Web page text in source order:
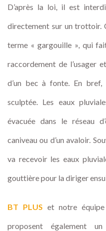
D’après la loi, il est
directement sur un trottoir.
terme « gargouille », qui
raccordement de l’usager
d’un bec à fonte. En
sculptée. Les eaux
évacuée dans le réseau
caniveau ou d’un avaloir.
va recevoir les eaux
gouttière pour la diriger
BT PLUS et notre
proposent également